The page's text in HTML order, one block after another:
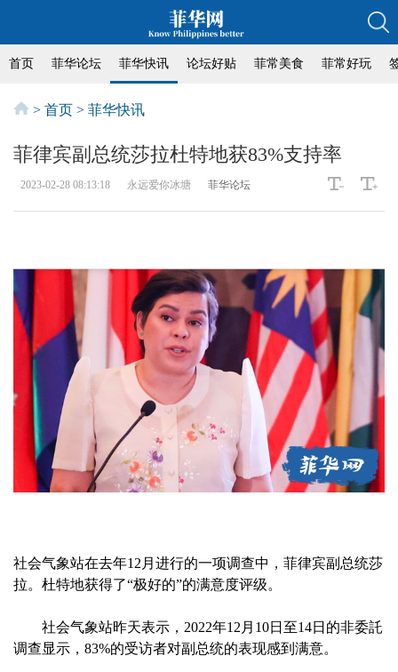
首页 菲华论坛 菲华快讯 论坛好贴 菲常美食 菲常好玩
> 首页 > 菲华快讯
菲律宾副总统莎拉杜特地获83%支持率
2023-02-28 08:13:18 永远爱你冰塘 菲华论坛
社会气象站在去年12月进行的一项调查中，菲律宾副总统莎
拉。杜特地获得了“极好的”的满意度评级。
社会气象站昨天表示，2022年12月10日至14日的非委託
调查显示，83%的受访者对副总统的表现感到满意。